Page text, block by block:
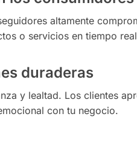
altamente
o servicios en tiempo
duraderas
y lealtad. Los clientes
con tu negocio.